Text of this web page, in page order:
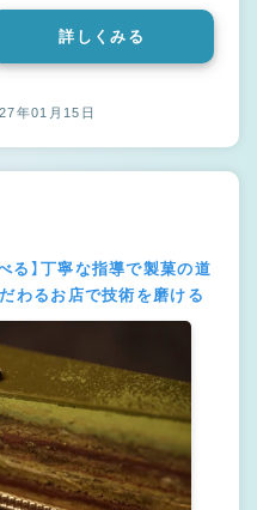
詳しくみる
年01月15日
る】丁寧な指導で製菓の道
わるお店で技術を磨ける